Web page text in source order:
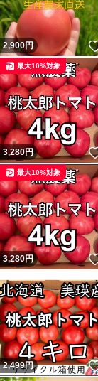
2,900円
3,280円
最大10%対象
3,280円
最大10%対象
2,499円